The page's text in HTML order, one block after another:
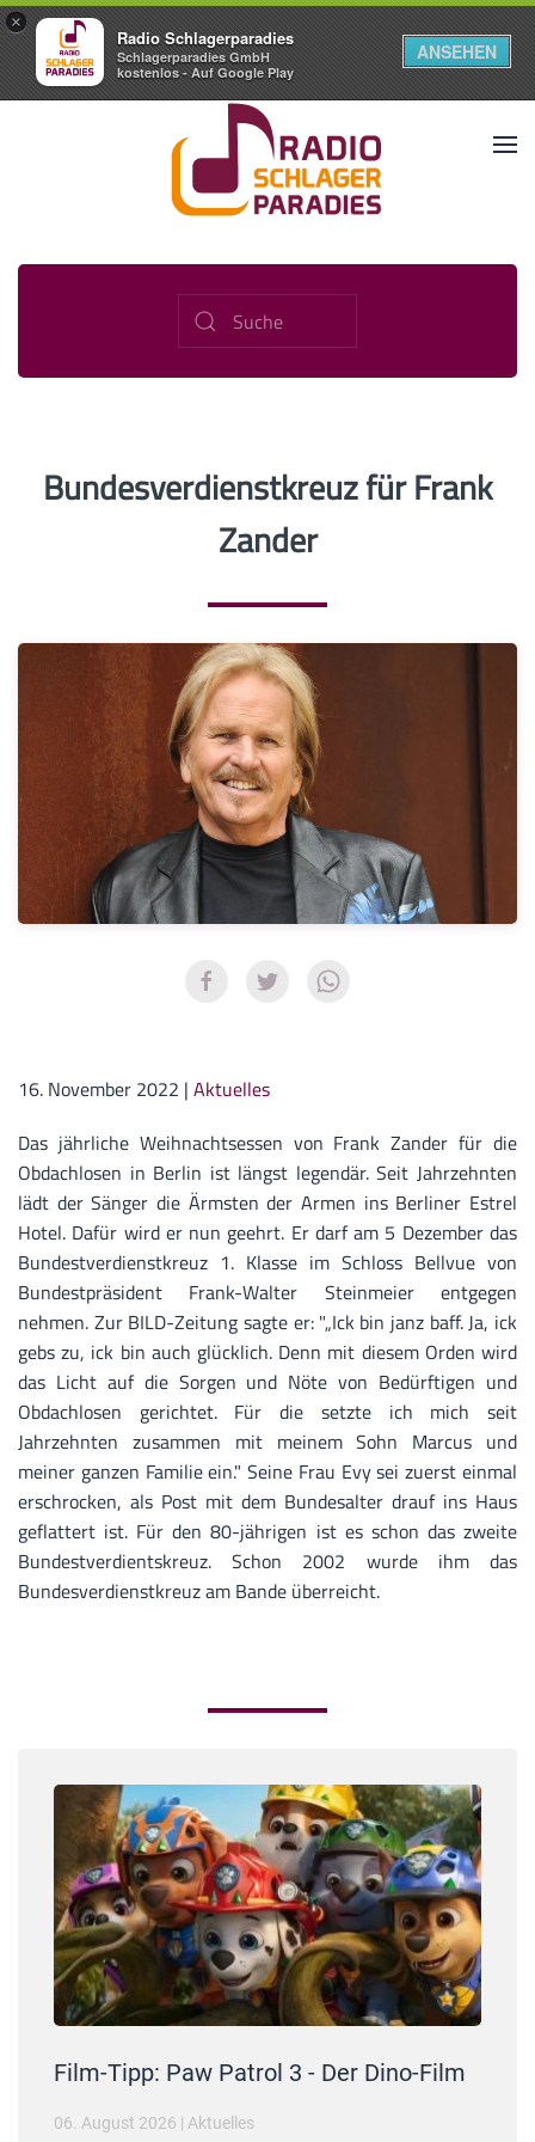
×
Radio Schlagerparadies
Schlagerparadies GmbH
kostenlos - Auf Google Play
ANSEHEN
Bundesverdienstkreuz für Frank
Zander
16. November 2022 | Aktuelles
Das jährliche Weihnachtsessen von Frank Zander für die
Obdachlosen in Berlin ist längst legendär. Seit Jahrzehnten
lädt der Sänger die Ärmsten der Armen ins Berliner Estrel
Hotel. Dafür wird er nun geehrt. Er darf am 5 Dezember das
Bundestverdienstkreuz 1. Klasse im Schloss Bellvue von
Bundestpräsident Frank-Walter Steinmeier entgegen
nehmen. Zur BILD-Zeitung sagte er: "„Ick bin janz baff. Ja, ick
gebs zu, ick bin auch glücklich. Denn mit diesem Orden wird
das Licht auf die Sorgen und Nöte von Bedürftigen und
Obdachlosen gerichtet. Für die setzte ich mich seit
Jahrzehnten zusammen mit meinem Sohn Marcus und
meiner ganzen Familie ein." Seine Frau Evy sei zuerst einmal
erschrocken, als Post mit dem Bundesalter drauf ins Haus
geflattert ist. Für den 80-jährigen ist es schon das zweite
Bundestverdientskreuz. Schon 2002 wurde ihm das
Bundesverdienstkreuz am Bande überreicht.
Film-Tipp: Paw Patrol 3 - Der Dino-Film
06. August 2026 | Aktuelles